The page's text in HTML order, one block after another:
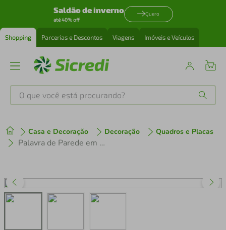
Saldão de inverno
até 40% off
Quero
Shopping Parcerias e Descontos Viagens Imóveis e Veículos
O que você está procurando?
Casa e Decoração Decoração Quadros e Placas
Palavra de Parede em Relevo Família 150x37 Branco
1º tenis
perfume